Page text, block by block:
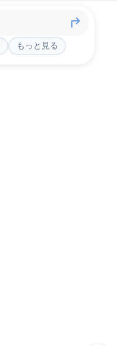
もっと見る